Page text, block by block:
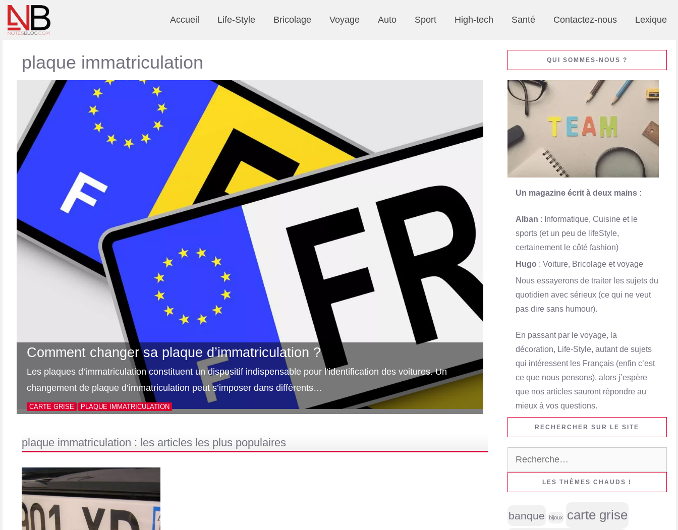
Accueil Life-Style Bricolage Voyage Auto Sport High-tech Santé Contactez-nous Lexique
plaque immatriculation
Comment changer sa plaque d’immatriculation ?
Les plaques d’immatriculation constituent un dispositif indispensable pour l’identification des voitures. Un
changement de plaque d’immatriculation peut s’imposer dans différents…
CARTE GRISE PLAQUE IMMATRICULATION
plaque immatriculation : les articles les plus populaires
QUI SOMMES-NOUS ?
Un magazine écrit à deux mains :
Alban : Informatique, Cuisine et le
sports (et un peu de lifeStyle,
certainement le côté fashion)
Hugo : Voiture, Bricolage et voyage
Nous essayerons de traiter les sujets du
quotidien avec sérieux (ce qui ne veut
pas dire sans humour).
En passant par le voyage, la
décoration, Life-Style, autant de sujets
qui intéressent les Français (enfin c’est
ce que nous pensons), alors j’espère
que nos articles sauront répondre au
mieux à vos questions.
RECHERCHER SUR LE SITE
LES THÈMES CHAUDS !
banque bijoux carte grise